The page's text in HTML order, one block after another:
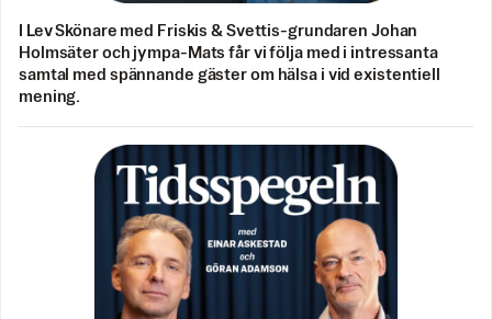
I Lev Skönare med Friskis & Svettis-grundaren Johan
Holmsäter och jympa-Mats får vi följa med i intressanta
samtal med spännande gäster om hälsa i vid existentiell
mening.